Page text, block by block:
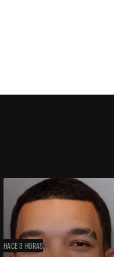
HACE 3 HORAS